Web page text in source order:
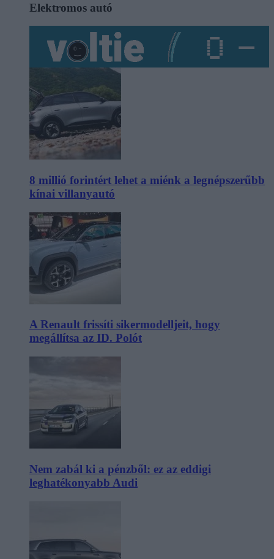
Elektromos autó
8 millió forintért lehet a miénk a legnépszerűbb
kínai villanyautó
A Renault frissíti sikermodelljeit, hogy
megállítsa az ID. Polót
Nem zabál ki a pénzből: ez az eddigi
leghatékonyabb Audi